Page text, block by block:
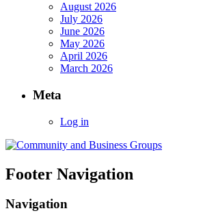
August 2026
July 2026
June 2026
May 2026
April 2026
March 2026
Meta
Log in
Footer Navigation
Navigation